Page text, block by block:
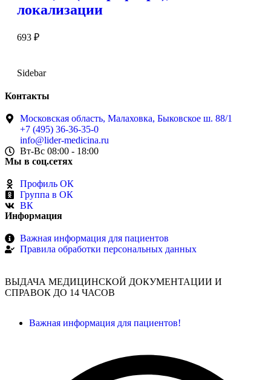
локализации
693 ₽
Sidebar
Контакты
Московская область, Малаховка, Быковское ш. 88/1
+7 (495) 36-36-35-0
info@lider-medicina.ru
Вт-Вс 08:00 - 18:00
Мы в соц.сетях
Профиль ОК
Группа в ОК
ВК
Информация
Важная информация для пациентов
Правила обработки персональных данных
ВЫДАЧА МЕДИЦИНСКОЙ ДОКУМЕНТАЦИИ И
СПРАВОК ДО 14 ЧАСОВ
Важная информация для пациентов!